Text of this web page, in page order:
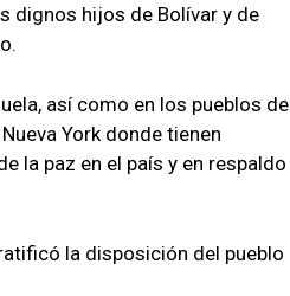
dignos hijos de Bolívar y de
así como en los pueblos de
York donde tienen
la paz en el país y en respaldo
la disposición del pueblo